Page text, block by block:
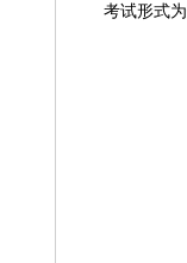
考试形式